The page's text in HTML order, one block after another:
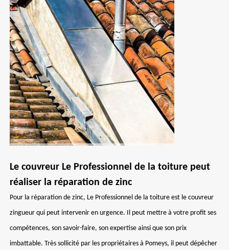
Le couvreur Le Professionnel de la toiture peut
réaliser la réparation de zinc
Pour la réparation de zinc, Le Professionnel de la toiture est le couvreur
zingueur qui peut intervenir en urgence. Il peut mettre à votre profit ses
compétences, son savoir-faire, son expertise ainsi que son prix
imbattable. Très sollicité par les propriétaires à Pomeys, il peut dépêcher